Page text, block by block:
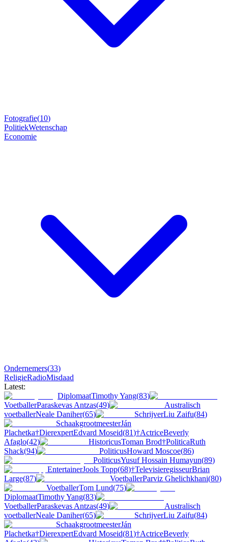
Fotografie(10)
PolitiekWetenschap
Economie
Ondernemers(33)
ReligieRadioMisdaad
Latest:
DiplomaatTimothy Yang(83)
VoetballerParaskevas Antzas(49)
Australisch
voetballerNeale Daniher(65) SchrijverLiu Zaifu(84)
SchaakgrootmeesterJán
Plachetka†DierexpertEdvard Moseid(81)†ActriceBeverly
Afaglo(42) HistoricusToman Brod†PoliticaRuth
Shack(94) PoliticusHoward Moscoe(86)
PoliticusYusuf Hossain Humayun(89)
EntertainerJools Topp(68)†TelevisieregisseurBrian
Large(87) VoetballerParviz Ghelichkhani(80)
VoetballerTom Lund(75)
DiplomaatTimothy Yang(83)
VoetballerParaskevas Antzas(49)
Australisch
voetballerNeale Daniher(65) SchrijverLiu Zaifu(84)
SchaakgrootmeesterJán
Plachetka†DierexpertEdvard Moseid(81)†ActriceBeverly